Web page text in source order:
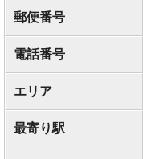
郵便番号
電話番号
エリア
最寄り駅